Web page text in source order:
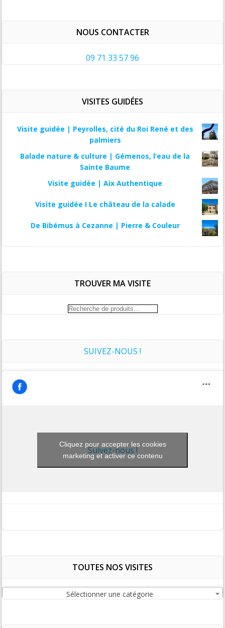
NOUS CONTACTER
09 71 33 57 96
VISITES GUIDÉES
Visite guidée | Peyrolles, cité du Roi René et des
palmiers
Balade nature & culture | Gémenos, l’eau de la
Sainte Baume
Visite guidée | Aix Authentique
Visite guidée I Le château de la calade
De Bibémus à Cezanne | Pierre & Couleur
TROUVER MA VISITE
Recherche
SUIVEZ-NOUS !
Suivez-nous !
Cliquez pour accepter les cookies
marketing et activer ce contenu
TOUTES NOS VISITES
Sélectionner une catégorie